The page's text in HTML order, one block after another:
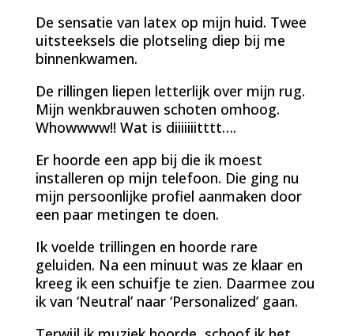
De sensatie van latex op mijn huid. Twee
uitsteeksels die plotseling diep bij me
binnenkwamen.
De rillingen liepen letterlijk over mijn rug.
Mijn wenkbrauwen schoten omhoog.
Whowwww!! Wat is diiiiiiitttt….
Er hoorde een app bij die ik moest
installeren op mijn telefoon. Die ging nu
mijn persoonlijke profiel aanmaken door
een paar metingen te doen.
Ik voelde trillingen en hoorde rare
geluiden. Na een minuut was ze klaar en
kreeg ik een schuifje te zien. Daarmee zou
ik van ‘Neutral’ naar ‘Personalized’ gaan.